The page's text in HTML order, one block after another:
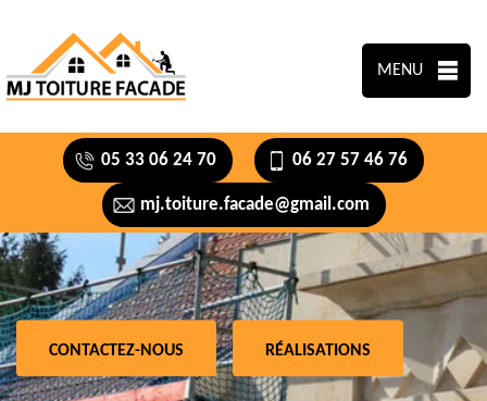
MENU
05 33 06 24 70 06 27 57 46 76
mj.toiture.facade@gmail.com
CONTACTEZ-NOUS RÉALISATIONS